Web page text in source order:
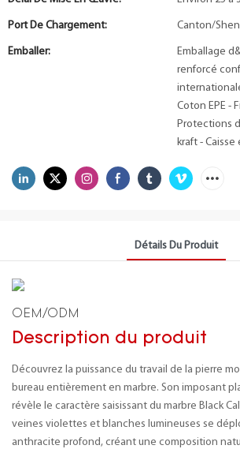
Port De Chargement: Canton/
Emballer:
Emballage
renforcé
Coton EPE -
Protections
kraft - Caisse
Détails Du Produit
OEM/ODM
Description du produit
Découvrez la puissance du travail de la pierre
bureau entièrement en marbre. Son imposant
révèle le caractère saisissant du marbre Black
veines violettes et blanches lumineuses se
anthracite profond, créant une composition